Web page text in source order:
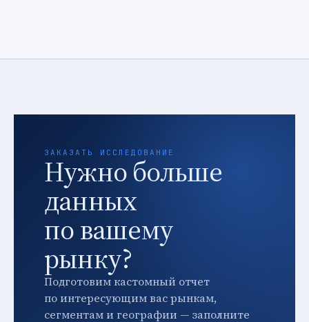
ЗАКАЗАТЬ ИССЛЕДОВАНИЕ
Нужно больше
данных
по вашему
рынку?
Подготовим кастомный отчет
по интересующим вас рынкам,
сегментам и географии — заполните